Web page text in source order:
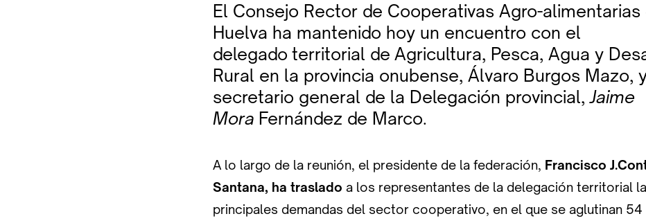
El Consejo Rector de Cooperativas Agro-alimentarias
Huelva ha mantenido hoy un encuentro con el
delegado territorial de Agricultura, Pesca, Agua y
Rural en la provincia onubense, Álvaro Burgos Mazo,
secretario general de la Delegación provincial,Jaime
Mora Fernández de Marco.
A lo largo de la reunión, el presidente de la federación, Francisco
Santana, ha traslado a los representantes de la delegación territorial
principales demandas del sector cooperativo, en el que se aglutinan 54